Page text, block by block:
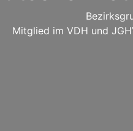
Mitglied im VDH und